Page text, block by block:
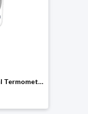
Hartmann Veroval Termometr bezdotykowy dlaniemowląt, srebrny